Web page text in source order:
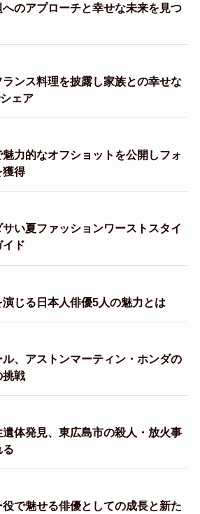
のアプローチと幸せな未来を見つ
ンス料理を披露し家族との幸せな
ェア
力的なオフショットを公開しフォ
獲得
い夏ファッションワーストスタイ
ド
演じる日本人俳優5人の魅力とは
、アストンマーティン・ホンダの
挑戦
体発見、東広島市の殺人・放火事
る
で魅せる俳優としての成長と新た